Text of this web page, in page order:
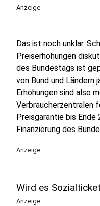
Anzeige
Das ist noch unklar.
Preiserhöhungen
des Bundestags ist
von Bund und
Erhöhungen sind also
Verbraucherzentralen
Preisgarantie bis Ende
Finanzierung des
Anzeige
Wird es
Anzeige